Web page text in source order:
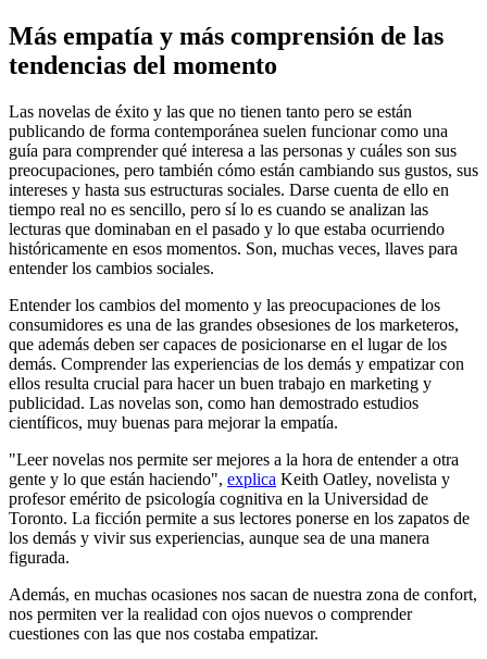
Más empatía y más comprensión de las
tendencias del momento
Las novelas de éxito y las que no tienen tanto pero se están
publicando de forma contemporánea suelen funcionar como una
guía para comprender qué interesa a las personas y cuáles son sus
preocupaciones, pero también cómo están cambiando sus gustos, sus
intereses y hasta sus estructuras sociales. Darse cuenta de ello en
tiempo real no es sencillo, pero sí lo es cuando se analizan las
lecturas que dominaban en el pasado y lo que estaba ocurriendo
históricamente en esos momentos. Son, muchas veces, llaves para
entender los cambios sociales.
Entender los cambios del momento y las preocupaciones de los
consumidores es una de las grandes obsesiones de los marketeros,
que además deben ser capaces de posicionarse en el lugar de los
demás. Comprender las experiencias de los demás y empatizar con
ellos resulta crucial para hacer un buen trabajo en marketing y
publicidad. Las novelas son, como han demostrado estudios
científicos, muy buenas para mejorar la empatía.
"Leer novelas nos permite ser mejores a la hora de entender a otra
gente y lo que están haciendo", explica Keith Oatley, novelista y
profesor emérito de psicología cognitiva en la Universidad de
Toronto. La ficción permite a sus lectores ponerse en los zapatos de
los demás y vivir sus experiencias, aunque sea de una manera
figurada.
Además, en muchas ocasiones nos sacan de nuestra zona de confort,
nos permiten ver la realidad con ojos nuevos o comprender
cuestiones con las que nos costaba empatizar.